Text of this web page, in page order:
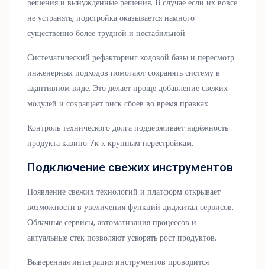
решения и вынужденные решения. В случае если их вовсе
не устранять, подстройка оказывается намного
существенно более трудной и нестабильной.
Систематический рефакторинг кодовой базы и пересмотр
инженерных подходов помогают сохранять систему в
адаптивном виде. Это делает проще добавление свежих
модулей и сокращает риск сбоев во время правках.
Контроль технического долга поддерживает надёжность
продукта казино 7к к крупным перестройкам.
Подключение свежих инструментов
Появление свежих технологий и платформ открывает
возможности в увеличения функций диджитал сервисов.
Облачные сервисы, автоматизация процессов и
актуальные стек позволяют ускорять рост продуктов.
Выверенная интеграция инструментов проводится